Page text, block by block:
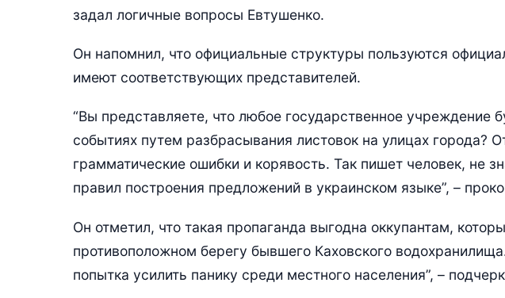
задал логичные вопросы Евтушенко.
Он напомнил, что официальные структуры пользуются
имеют соответствующих представителей.
“Вы представляете, что любое государственное
событиях путем разбрасывания листовок на улицах города?
грамматические ошибки и корявость. Так пишет человек, не
правил построения предложений в украинском языке”, –
Он отметил, что такая пропаганда выгодна оккупантам,
противоположном берегу бывшего Каховского
попытка усилить панику среди местного населения”, –